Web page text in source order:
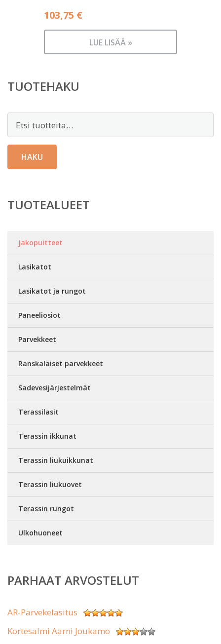
103,75 €
LUE LISÄÄ »
TUOTEHAKU
HAKU
TUOTEALUEET
Jakopuitteet
Lasikatot
Lasikatot ja rungot
Paneeliosiot
Parvekkeet
Ranskalaiset parvekkeet
Sadevesijärjestelmät
Terassilasit
Terassin ikkunat
Terassin liukuikkunat
Terassin liukuovet
Terassin rungot
Ulkohuoneet
PARHAAT ARVOSTELUT
AR-Parvekelasitus
Kortesalmi Aarni Joukamo